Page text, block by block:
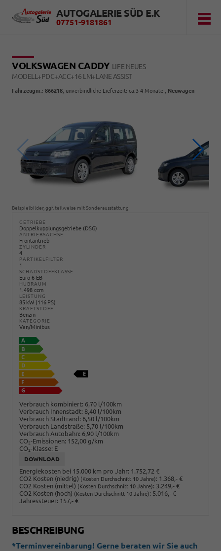
AUTOGALERIE SÜD E.K
07751-9181861
VOLKSWAGEN CADDY LIFE NEUES
MODELL+PDC+ACC+16 LM+LANE ASSIST
Fahrzeugnr.: 866218 , unverbindliche Lieferzeit: ca.3-4 Monate , Neuwagen
Beispielbilder, ggf. teilweise mit Sonderausstattung
GETRIEBE
Doppelkupplungsgetriebe (DSG)
ANTRIEBSACHSE
Frontantrieb
ZYLINDER
4
PARTIKELFILTER
1
SCHADSTOFFKLASSE
Euro 6 EB
HUBRAUM
1.498 ccm
LEISTUNG
85 kW (116 PS)
KRAFTSTOFF
Benzin
KATEGORIE
Van/Minibus
Verbrauch kombiniert: 6,70 l/100km
Verbrauch Innenstadt: 8,40 l/100km
Verbrauch Stadtrand: 6,50 l/100km
Verbrauch Landstraße: 5,70 l/100km
Verbrauch Autobahn: 6,90 l/100km
CO2-Emissionen: 152,00 g/km
CO2-Klasse: E
DOWNLOAD
Energiekosten bei 15.000 km pro Jahr: 1.752,72 €
CO2 Kosten (niedrig) (Kosten Durchschnitt 10 Jahre): 1.368,- €
CO2 Kosten (mittel) (Kosten Durchschnitt 10 Jahre): 3.249,- €
CO2 Kosten (hoch) (Kosten Durchschnitt 10 Jahre): 5.016,- €
Jahressteuer: 157,- €
BESCHREIBUNG
*Terminvereinbarung! Gerne beraten wir Sie auch